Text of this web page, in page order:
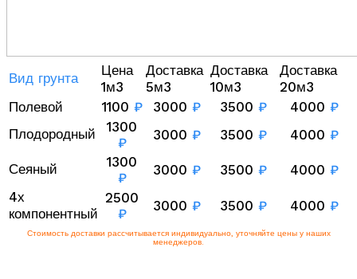
Вид грунта
Цена
1м3
Доставка
5м3
Доставка
10м3
Доставка
20м3
Полевой
1100 ₽ 3000 ₽ 3500 ₽ 4000 ₽
Плодородный
1300
₽
3000 ₽ 3500 ₽ 4000 ₽
Сеяный
1300
₽
3000 ₽ 3500 ₽ 4000 ₽
4х
компонентный
2500
₽
3000 ₽ 3500 ₽ 4000 ₽
Стоимость доставки рассчитывается индивидуально, уточняйте цены у наших
менеджеров.